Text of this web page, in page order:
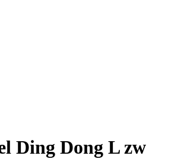
Ding Dong L zw